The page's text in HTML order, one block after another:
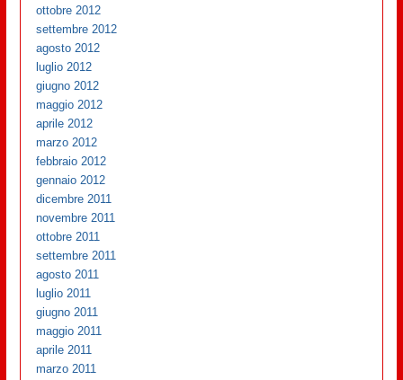
ottobre 2012
settembre 2012
agosto 2012
luglio 2012
giugno 2012
maggio 2012
aprile 2012
marzo 2012
febbraio 2012
gennaio 2012
dicembre 2011
novembre 2011
ottobre 2011
settembre 2011
agosto 2011
luglio 2011
giugno 2011
maggio 2011
aprile 2011
marzo 2011